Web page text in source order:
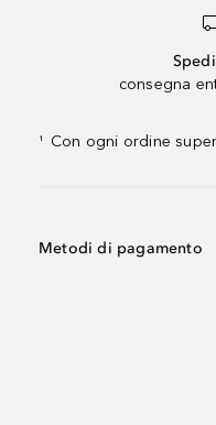
consegna
¹ Con ogni ordine
Metodi di pagamento